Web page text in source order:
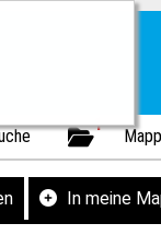
1
In meine